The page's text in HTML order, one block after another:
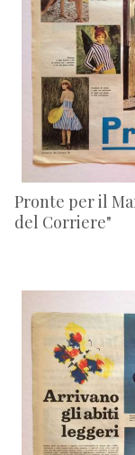
Pronte per il
del Corriere"